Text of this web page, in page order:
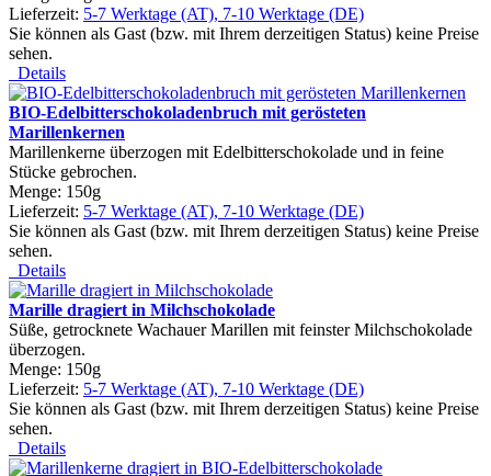
Lieferzeit: 5-7 Werktage (AT), 7-10 Werktage (DE)
Sie können als Gast (bzw. mit Ihrem derzeitigen Status) keine Preise
sehen.
Details
BIO-Edelbitterschokoladenbruch mit gerösteten
Marillenkernen
Marillenkerne überzogen mit Edelbitterschokolade und in feine
Stücke gebrochen.
Menge: 150g
Lieferzeit: 5-7 Werktage (AT), 7-10 Werktage (DE)
Sie können als Gast (bzw. mit Ihrem derzeitigen Status) keine Preise
sehen.
Details
Marille dragiert in Milchschokolade
Süße, getrocknete Wachauer Marillen mit feinster Milchschokolade
überzogen.
Menge: 150g
Lieferzeit: 5-7 Werktage (AT), 7-10 Werktage (DE)
Sie können als Gast (bzw. mit Ihrem derzeitigen Status) keine Preise
sehen.
Details